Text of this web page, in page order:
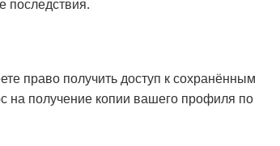
право получить доступ к сохранённым
на получение копии вашего профиля по